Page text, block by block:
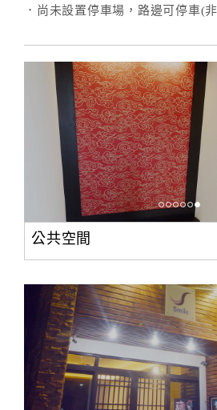
．尚未設置停車場，路邊可停車(
公共空間